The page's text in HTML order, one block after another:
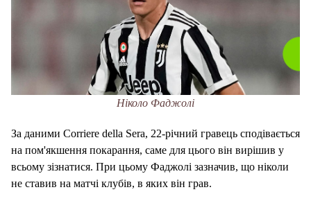
Ніколо Фаджолі
За даними Corriere della Sera, 22-річний гравець сподівається
на пом'якшення покарання, саме для цього він вирішив у
всьому зізнатися. При цьому Фаджолі зазначив, що ніколи
не ставив на матчі клубів, в яких він грав.